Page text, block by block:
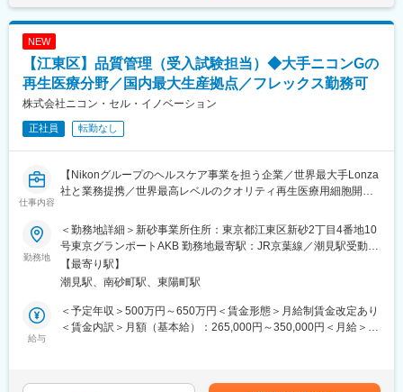
売上高1兆1,319億円（2026年3月）、グローバル売上比率77％、
変更の範囲：会社の定める業務
Lonza社と提携し当事業を手掛けています。ニコン出資子会社と
しての安定基盤を強みに、次世代ニーズに応える最先端の技術を
取り入れながら、ニコンのコア技術である光学技術および画像解
ノウハウを組み合わせ、将来的にさらなる高品質の細胞を提供し
細胞を日本のお客様に提供することが当社最大のミッションで
す。
変更の範囲：会社の定める業務
NEW
【江東区】品質管理（受入試験担当）◆大手ニコンGの
再生医療分野／国内最大生産拠点／フレックス勤務可
株式会社ニコン・セル・イノベーション
正社員 転勤なし
仕事内容
【Nikonグループのヘルスケア事業を担う企業／世界最大手Lonza
社と業務提携／世界最高レベルのクオリティ再生医療用細胞開
【はじめに】
ニコングループの成長ドライバーの一つである再生医療・遺伝子
治療向けの細胞受託生産事業にて、再生医療等製品の製造用原料
の受入試験全般（適性に応じて、管理業務を含む）をお任せいた
します。
■試験方法の立ち上げ（外部試験機関への委託を含む）
勤務地
＜勤務地詳細＞新砂事業所住所：東京都江東区新砂2丁目4番地10
号東京グランポートAKB 勤務地最寄駅：JR京葉線／潮見駅受動喫
煙対策：屋内全面禁煙変更の範囲：会社の定める事業所
【最寄り駅】
潮見駅、南砂町駅、東陽町駅
給与
＜予定年収＞500万円～650万円＜賃金形態＞月給制賃金改定あり
＜賃金内訳＞月額（基本給）：265,000円～350,000円＜月給＞